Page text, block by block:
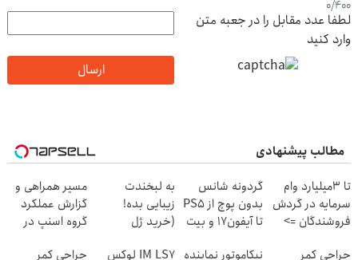
0/400
لطفا عدد مقابل را در جعبه متن
وارد کنید
ارسال
مطالب پیشنهادی
تا 3میلیارد وام
سرمایه در گردش
فروشندگان =>
گردونه شانس
بدون پوچ از PS5
تا آیفون17 و بیت
به لبخندت
زیبایی بده!
(خرید ژل
مسیر همراهی و
گزارش عملکرد
گروه اسنپ در
جراحی کمر
نیکاموتور نماینده
IM LS7 لوکس
جراحی کمر